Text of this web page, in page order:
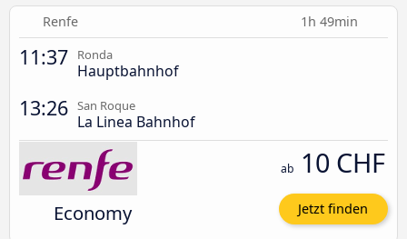
Renfe 1h 49min
11:37 Ronda
Hauptbahnhof
13:26 San Roque
La Linea Bahnhof
Economy
ab 10 CHF
Jetzt finden